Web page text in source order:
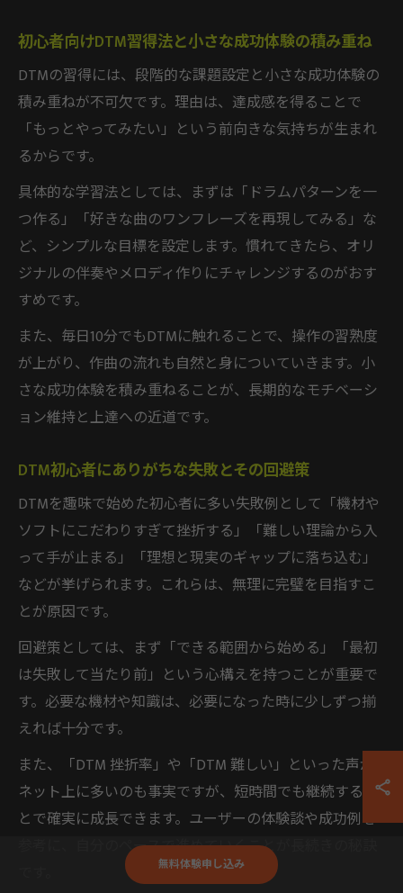
初心者向けDTM習得法と小さな成功体験の積み重ね
DTMの習得には、段階的な課題設定と小さな成功体験の
積み重ねが不可欠です。理由は、達成感を得ることで
「もっとやってみたい」という前向きな気持ちが生まれ
るからです。
具体的な学習法としては、まずは「ドラムパターンを一
つ作る」「好きな曲のワンフレーズを再現してみる」な
ど、シンプルな目標を設定します。慣れてきたら、オリ
ジナルの伴奏やメロディ作りにチャレンジするのがおす
すめです。
また、毎日10分でもDTMに触れることで、操作の習熟度
が上がり、作曲の流れも自然と身についていきます。小
さな成功体験を積み重ねることが、長期的なモチベーシ
ョン維持と上達への近道です。
DTM初心者にありがちな失敗とその回避策
DTMを趣味で始めた初心者に多い失敗例として「機材や
ソフトにこだわりすぎて挫折する」「難しい理論から入
って手が止まる」「理想と現実のギャップに落ち込む」
などが挙げられます。これらは、無理に完璧を目指すこ
とが原因です。
回避策としては、まず「できる範囲から始める」「最初
は失敗して当たり前」という心構えを持つことが重要で
す。必要な機材や知識は、必要になった時に少しずつ揃
えれば十分です。
また、「DTM 挫折率」や「DTM 難しい」といった声が
ネット上に多いのも事実ですが、短時間でも継続するこ
とで確実に成長できます。ユーザーの体験談や成功例を
参考に、自分のペースで進めていくことが長続きの秘訣
無料体験申し込み